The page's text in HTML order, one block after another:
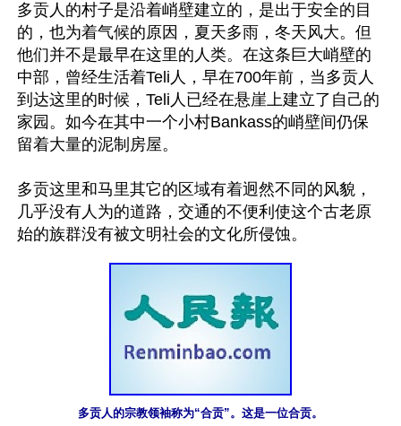
多贡人的村子是沿着峭壁建立的，是出于安全的目
的，也为着气候的原因，夏天多雨，冬天风大。但
他们并不是最早在这里的人类。在这条巨大峭壁的
中部，曾经生活着Teli人，早在700年前，当多贡人
到达这里的时候，Teli人已经在悬崖上建立了自己的
家园。如今在其中一个小村Bankass的峭壁间仍保
留着大量的泥制房屋。
多贡这里和马里其它的区域有着迥然不同的风貌，
几乎没有人为的道路，交通的不便利使这个古老原
多贡人的宗教领袖称为“合贡”。这是一位合贡。